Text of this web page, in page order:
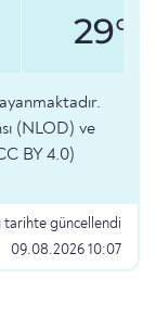
29°
(NLOD) ve
BY 4.0)
tarihte güncellendi
09.08.2026 10:07